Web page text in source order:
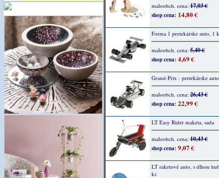
maloobch. cena:17,03 €
shop cena: 14,80 €
Forma 1 pretekárske auto, 1
maloobch. cena:5,40 €
shop cena: 4,69 €
Grand-Prix - pretekárske
maloobch. cena:26,43 €
shop cena: 22,99 €
LT Easy Rider maketa, sada
maloobch. cena:10,43 €
shop cena: 9,07 €
LT raketové auto, s dlhou
ks